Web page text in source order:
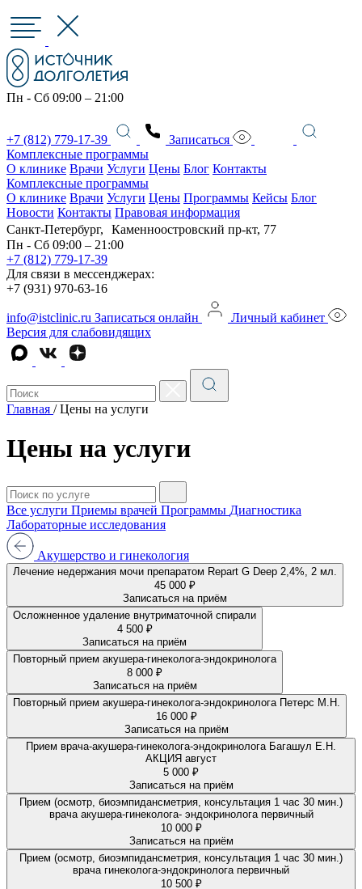
Пн - Сб 09:00 – 21:00
+7 (812) 779-17-39
Записаться
Комплексные программы
О клинике Врачи Услуги Цены Блог Контакты
Комплексные программы
О клинике Врачи Услуги Цены Программы Кейсы Блог
Новости Контакты Правовая информация
Санкт-Петербург, Каменноостровский пр-кт, 77
Пн - Сб 09:00 – 21:00
+7 (812) 779-17-39
Для связи в мессенджерах:
+7 (931) 970-63-16
info@istclinic.ru Записаться онлайн
Личный кабинет
Версия для слабовидящих
Главная / Цены на услуги
Цены на услуги
Все услуги Приемы врачей Программы Диагностика
Лабораторные исследования
Акушерство и гинекология
Лечение недержания мочи препаратом Repart G Deep 2,4%, 2 мл.
45 000 ₽
Записаться на приём
Осложненное удаление внутриматочной спирали
4 500 ₽
Записаться на приём
Повторный прием акушера-гинеколога-эндокринолога
8 000 ₽
Записаться на приём
Повторный прием акушера-гинеколога-эндокринолога Петерс М.Н.
16 000 ₽
Записаться на приём
Прием врача-акушера-гинеколога-эндокринолога Багашул Е.Н.
АКЦИЯ август
5 000 ₽
Записаться на приём
Прием (осмотр, биоэмпидансметрия, консультация 1 час 30 мин.)
врача акушера-гинеколога- эндокринолога первичный
10 000 ₽
Записаться на приём
Прием (осмотр, биоэмпидансметрия, консультация 1 час 30 мин.)
врача гинеколога-эндокринолога первичный
10 500 ₽